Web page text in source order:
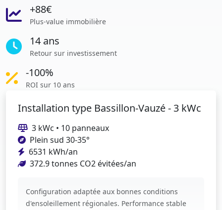
+88€
Plus-value immobilière
14 ans
Retour sur investissement
-100%
ROI sur 10 ans
Installation type Bassillon-Vauzé - 3 kWc
3 kWc • 10 panneaux
Plein sud 30-35°
6531 kWh/an
372.9 tonnes CO2 évitées/an
Configuration adaptée aux bonnes conditions
d'ensoleillement régionales. Performance stable